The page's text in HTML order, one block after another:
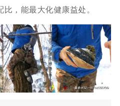
，能最大化健康益处。